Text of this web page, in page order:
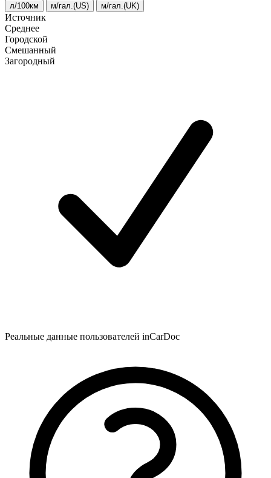
л/100км м/гал.(US) м/гал.(UK)
Источник
Среднее
Городской
Смешанный
Загородный
Реальные данные пользователей inCarDoc